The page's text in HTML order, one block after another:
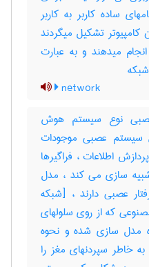
ساده کاربر به کاربر
تشکیل میگردند
میدهند و به عبارت
network
نوع سیستم هوش
سیستم عصبی موجودات
اطلاعات ، فراگیرها
سازی می کند ، مدل
عصبی دارند ، [شبکه
که از روی سلولهای
مدل سازی شده و نحوه
خاطر سپردنهای مغز را